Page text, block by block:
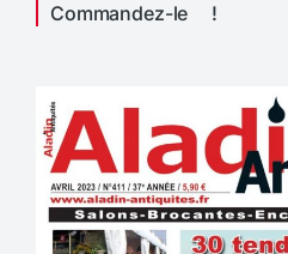
Commandez-le !